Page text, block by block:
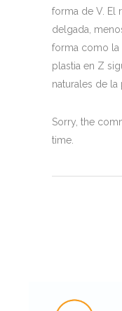
forma de V. El
delgada,
forma como la
plastia en Z
naturales de la
Sorry, the
time.